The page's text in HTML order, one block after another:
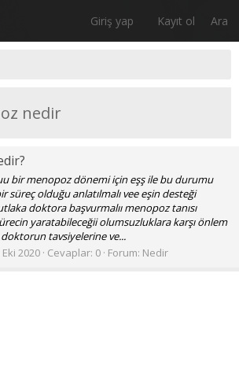
Giriş yap Kayıt ol Ara
nedir
bir menopoz dönemi için eşş ile bu durumu
süreç olduğu anlatılmalı vee eşin desteği
doktora başvurmalıı menopoz tanısı
yaratabileceğii olumsuzluklara karşı önlem
doktorun tavsiyelerine ve...
Eki 2020 Cevaplar: 0 Forum: Nedir